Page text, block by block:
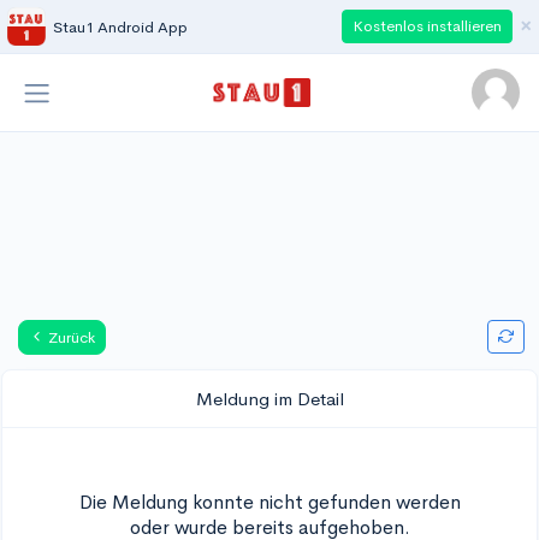
Stau1 Android App Kostenlos installieren ×
Zurück
Meldung im Detail
Die Meldung konnte nicht gefunden werden
oder wurde bereits aufgehoben.